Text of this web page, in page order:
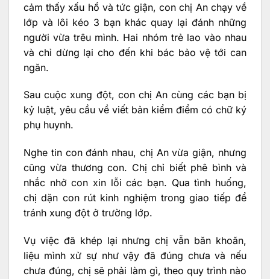
cảm thấy xấu hổ và tức giận, con chị An chạy về
lớp và lôi kéo 3 bạn khác quay lại đánh những
người vừa trêu mình. Hai nhóm trẻ lao vào nhau
và chỉ dừng lại cho đến khi bác bảo vệ tới can
ngăn.
Sau cuộc xung đột, con chị An cùng các bạn bị
kỷ luật, yêu cầu về viết bản kiểm điểm có chữ ký
phụ huynh.
Nghe tin con đánh nhau, chị An vừa giận, nhưng
cũng vừa thương con. Chị chỉ biết phê bình và
nhắc nhở con xin lỗi các bạn. Qua tình huống,
chị dặn con rút kinh nghiệm trong giao tiếp để
tránh xung đột ở trường lớp.
Vụ việc đã khép lại nhưng chị vẫn băn khoăn,
liệu mình xử sự như vậy đã đúng chưa và nếu
chưa đúng, chị sẽ phải làm gì, theo quy trình nào